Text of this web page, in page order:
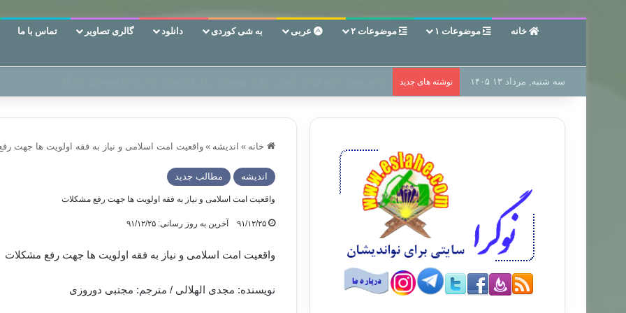
خانه موضوعات ۱ موضوعات ۲ عربی به شی کوردی دانلود گالری تصاویر تماس با ما
سه شنبه, مرداد ۱۳ ۱۴۰۵ نوشته های جدید
خانه » اندیشه » واقعیت امت اسلامی و نیاز به فقه اولویت ها جهت
اندیشه مطالب جدید
واقعیت امت اسلامی و نیاز به فقه اولویت ها جهت رفع مشکلات
۹۱/۱۲/۲۵ آخرین به روز رسانی: ۹۱/۱۲/۲۵
واقعیت امت اسلامی و نیاز به فقه اولویت ها جهت رفع مشکلات
نویسنده: مجدی الهلالی / مترجم: مجتبی دوروزی